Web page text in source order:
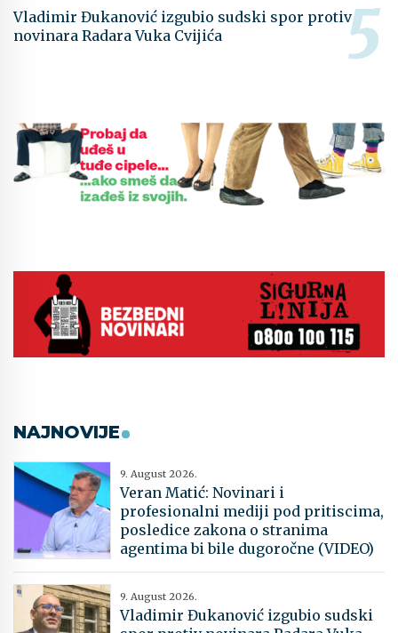
Vladimir Đukanović izgubio sudski spor protiv
novinara Radara Vuka Cvijića
NAJNOVIJE
9. August 2026.
Veran Matić: Novinari i
profesionalni mediji pod pritiscima,
posledice zakona o stranima
agentima bi bile dugoročne (VIDEO)
9. August 2026.
Vladimir Đukanović izgubio sudski